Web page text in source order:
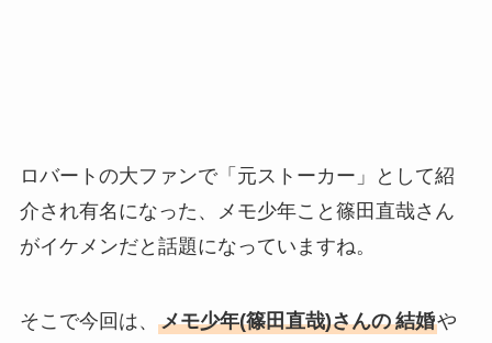
ロバートの大ファンで「元ストーカー」として紹
介され有名になった、メモ少年こと篠田直哉さん
がイケメンだと話題になっていますね。
そこで今回は、 メモ少年(篠田直哉)さんの 結婚や